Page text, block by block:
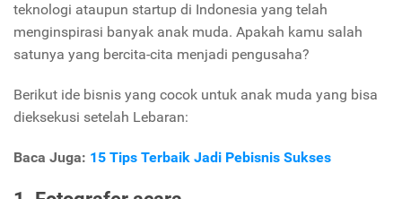
teknologi ataupun startup di Indonesia yang telah
menginspirasi banyak anak muda. Apakah kamu salah
satunya yang bercita-cita menjadi pengusaha?
Berikut ide bisnis yang cocok untuk anak muda yang bisa
dieksekusi setelah Lebaran:
Baca Juga: 15 Tips Terbaik Jadi Pebisnis Sukses